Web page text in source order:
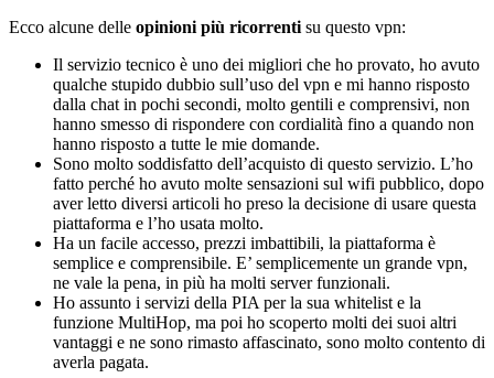
Ecco alcune delle opinioni più ricorrenti su questo vpn:
Il servizio tecnico è uno dei migliori che ho provato, ho avuto
qualche stupido dubbio sull’uso del vpn e mi hanno risposto
dalla chat in pochi secondi, molto gentili e comprensivi, non
hanno smesso di rispondere con cordialità fino a quando non
hanno risposto a tutte le mie domande.
Sono molto soddisfatto dell’acquisto di questo servizio. L’ho
fatto perché ho avuto molte sensazioni sul wifi pubblico, dopo
aver letto diversi articoli ho preso la decisione di usare questa
piattaforma e l’ho usata molto.
Ha un facile accesso, prezzi imbattibili, la piattaforma è
semplice e comprensibile. E’ semplicemente un grande vpn,
ne vale la pena, in più ha molti server funzionali.
Ho assunto i servizi della PIA per la sua whitelist e la
funzione MultiHop, ma poi ho scoperto molti dei suoi altri
vantaggi e ne sono rimasto affascinato, sono molto contento di
averla pagata.